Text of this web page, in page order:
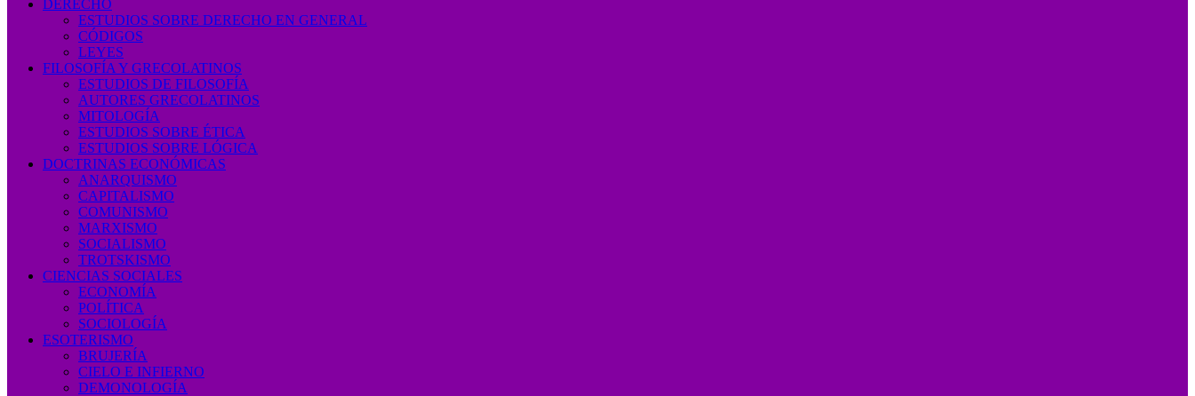
DERECHO
ESTUDIOS SOBRE DERECHO EN GENERAL
CÓDIGOS
LEYES
FILOSOFÍA Y GRECOLATINOS
ESTUDIOS DE FILOSOFÍA
AUTORES GRECOLATINOS
MITOLOGÍA
ESTUDIOS SOBRE ÉTICA
ESTUDIOS SOBRE LÓGICA
DOCTRINAS ECONÓMICAS
ANARQUISMO
CAPITALISMO
COMUNISMO
MARXISMO
SOCIALISMO
TROTSKISMO
CIENCIAS SOCIALES
ECONOMÍA
POLÍTICA
SOCIOLOGÍA
ESOTERISMO
BRUJERÍA
CIELO E INFIERNO
DEMONOLOGÍA